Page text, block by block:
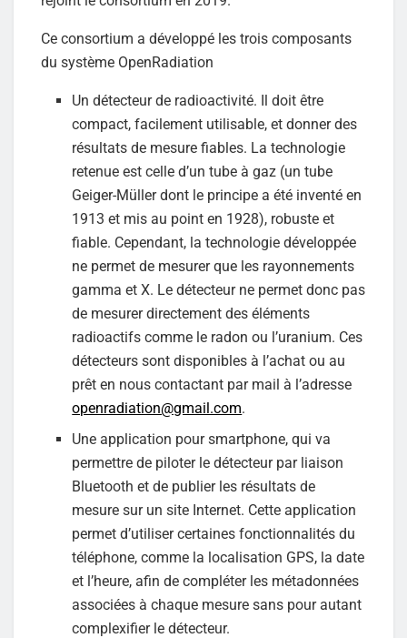
Ce consortium a développé les trois composants
du système OpenRadiation
Un détecteur de radioactivité. Il doit être
compact, facilement utilisable, et donner des
résultats de mesure fiables. La technologie
retenue est celle d’un tube à gaz (un tube
Geiger-Müller dont le principe a été inventé en
1913 et mis au point en 1928), robuste et
fiable. Cependant, la technologie développée
ne permet de mesurer que les rayonnements
gamma et X. Le détecteur ne permet donc pas
de mesurer directement des éléments
radioactifs comme le radon ou l’uranium. Ces
détecteurs sont disponibles à l’achat ou au
prêt en nous contactant par mail à l’adresse
openradiation@gmail.com.
Une application pour smartphone, qui va
permettre de piloter le détecteur par liaison
Bluetooth et de publier les résultats de
mesure sur un site Internet. Cette application
permet d’utiliser certaines fonctionnalités du
téléphone, comme la localisation GPS, la date
et l’heure, afin de compléter les métadonnées
associées à chaque mesure sans pour autant
complexifier le détecteur.